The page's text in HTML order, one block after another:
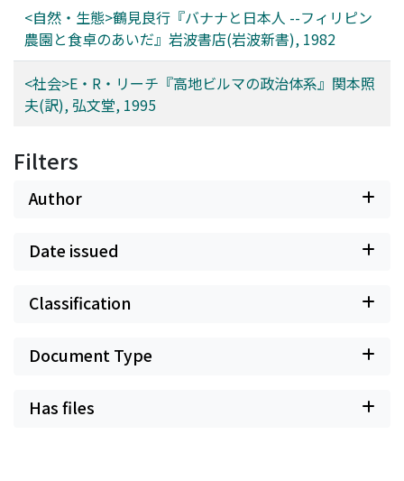
<自然・生態>鶴見良行『バナナと日本人 --フィリピン
農園と食卓のあいだ』岩波書店(岩波新書), 1982
<社会>E・R・リーチ『高地ビルマの政治体系』関本照
夫(訳), 弘文堂, 1995
Filters
Author
Date issued
Classification
Document Type
Has files